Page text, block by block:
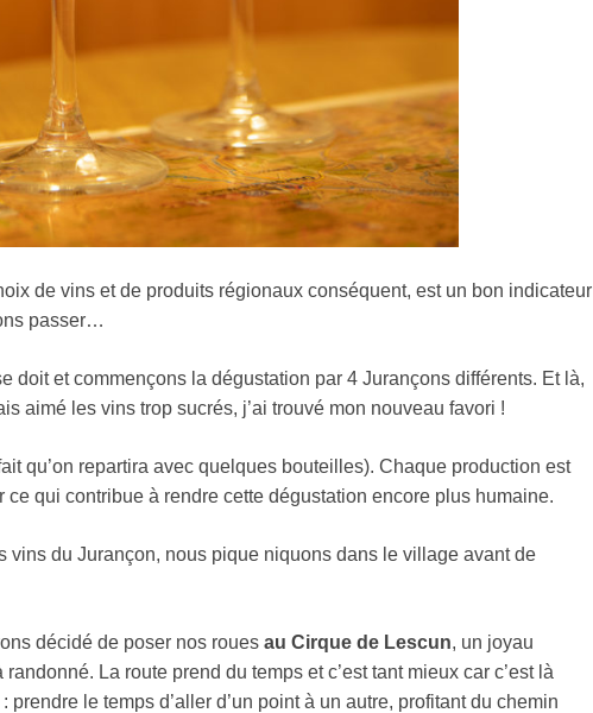
de vins et de produits régionaux conséquent, est un bon indicateur
passer…
doit et commençons la dégustation par 4 Jurançons différents. Et là,
aimé les vins trop sucrés, j’ai trouvé mon nouveau favori !
qu’on repartira avec quelques bouteilles). Chaque production est
qui contribue à rendre cette dégustation encore plus humaine.
vins du Jurançon, nous pique niquons dans le village avant de
décidé de poser nos roues au Cirque de Lescun, un joyau
La route prend du temps et c’est tant mieux car c’est là
prendre le temps d’aller d’un point à un autre, profitant du chemin